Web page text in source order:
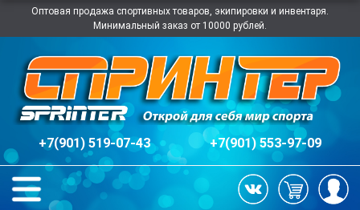
Оптовая продажа спортивных товаров, экипировки и инвентаря.
Минимальный заказ от 10000 рублей.
+7(901) 519-07-43 +7(901) 553-97-09